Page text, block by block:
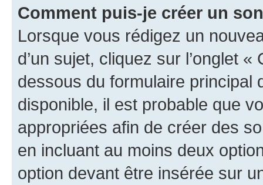
Comment puis-je créer un
Lorsque vous rédigez un
d’un sujet, cliquez sur l’onglet
dessous du formulaire principal
disponible, il est probable que
appropriées afin de créer des
en incluant au moins deux
option devant être insérée sur